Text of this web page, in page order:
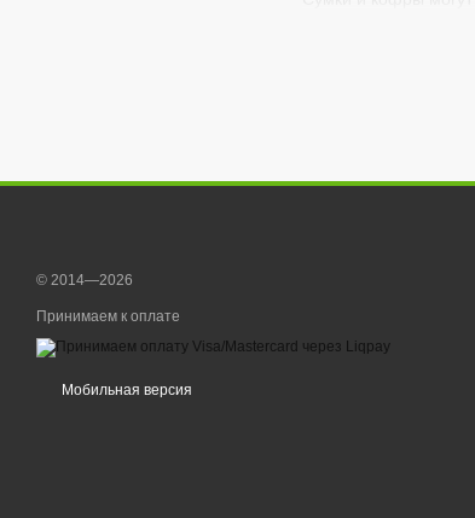
© 2014—2026
Принимаем к оплате
Мобильная версия